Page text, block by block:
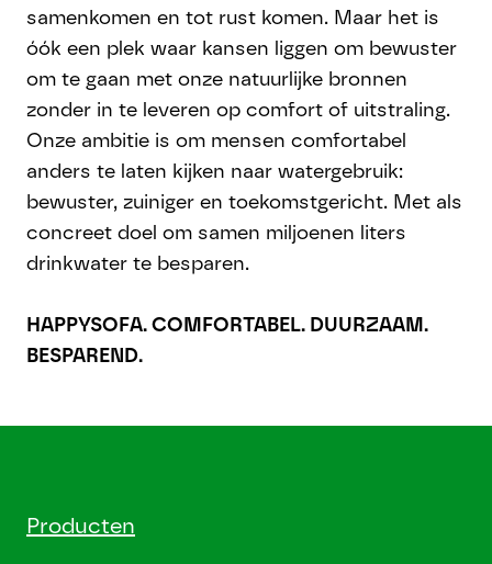
samenkomen en tot rust komen. Maar het is
óók een plek waar kansen liggen om bewuster
om te gaan met onze natuurlijke bronnen
zonder in te leveren op comfort of uitstraling.
Onze ambitie is om mensen comfortabel
anders te laten kijken naar watergebruik:
bewuster, zuiniger en toekomstgericht. Met als
concreet doel om samen miljoenen liters
drinkwater te besparen.
HAPPYSOFA. COMFORTABEL. DUURZAAM.
BESPAREND.
Producten